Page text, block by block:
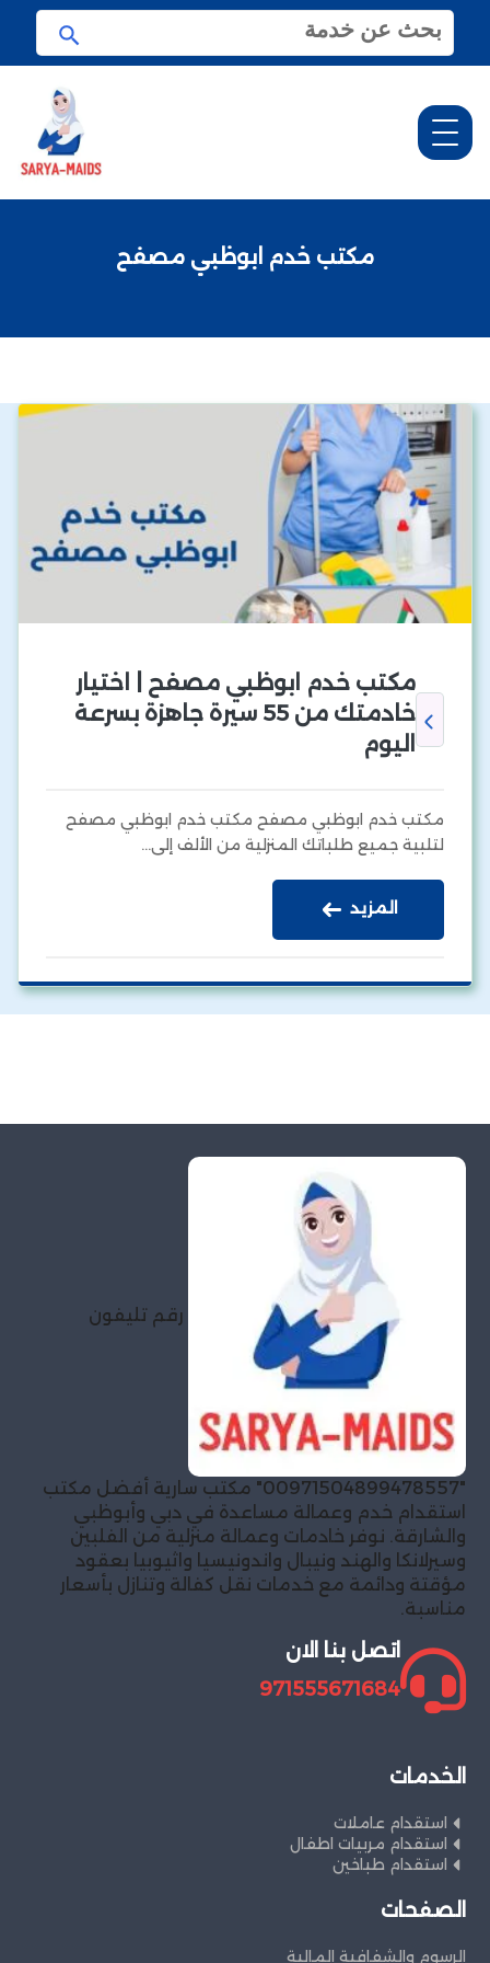
ل
ب
ث
ع
ن
ب
ح
ث
مكتب خدم ابوظبي مصفح
مكتب خدم ابوظبي مصفح | اختيار
خادمتك من 55 سيرة جاهزة بسرعة
اليوم
مكتب خدم ابوظبي مصفح مكتب خدم ابوظبي مصفح
لتلبية جميع طلباتك المنزلية من الألف إلى…
المزيد
رقم تليفون
"00971504899478557" مكتب سارية أفضل مكتب
استقدام خدم وعمالة مساعدة في دبي وأبوظبي
والشارقة. نوفر خادمات وعمالة منزلية من الفلبين
وسيرلانكا والهند ونيبال واندونيسيا واثيوبيا بعقود
مؤقتة ودائمة مع خدمات نقل كفالة وتنازل بأسعار
مناسبة.
اتصل بنا الان
971555671684
الخدمات
استقدام عاملات
استقدام مربيات اطفال
استقدام طباخين
الصفحات
الرسوم والشفافية المالية